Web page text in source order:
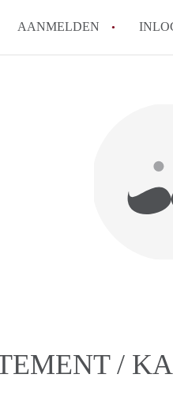
AANMELDEN
/